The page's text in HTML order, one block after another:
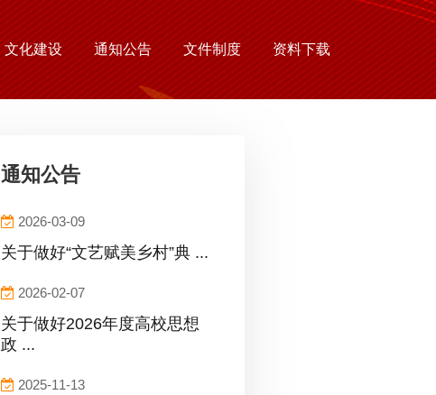
文化建设 通知公告 文件制度 资料下载
通知公告
2026-03-09
关于做好“文艺赋美乡村”典 ...
2026-02-07
关于做好2026年度高校思想
政 ...
2025-11-13